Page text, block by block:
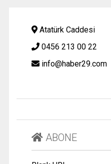
Atatürk Caddesi
0456 213 00 22
info@haber29.com
ABONE